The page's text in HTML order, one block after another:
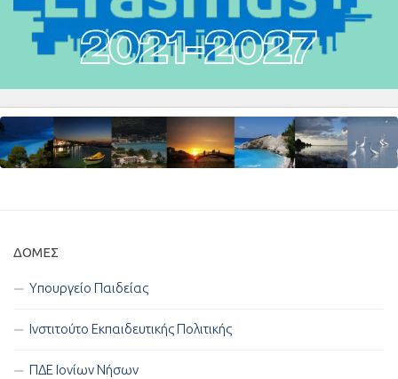
ΔΟΜΈΣ
Υπουργείο Παιδείας
Ινστιτούτο Εκπαιδευτικής Πολιτικής
ΠΔΕ Ιονίων Νήσων